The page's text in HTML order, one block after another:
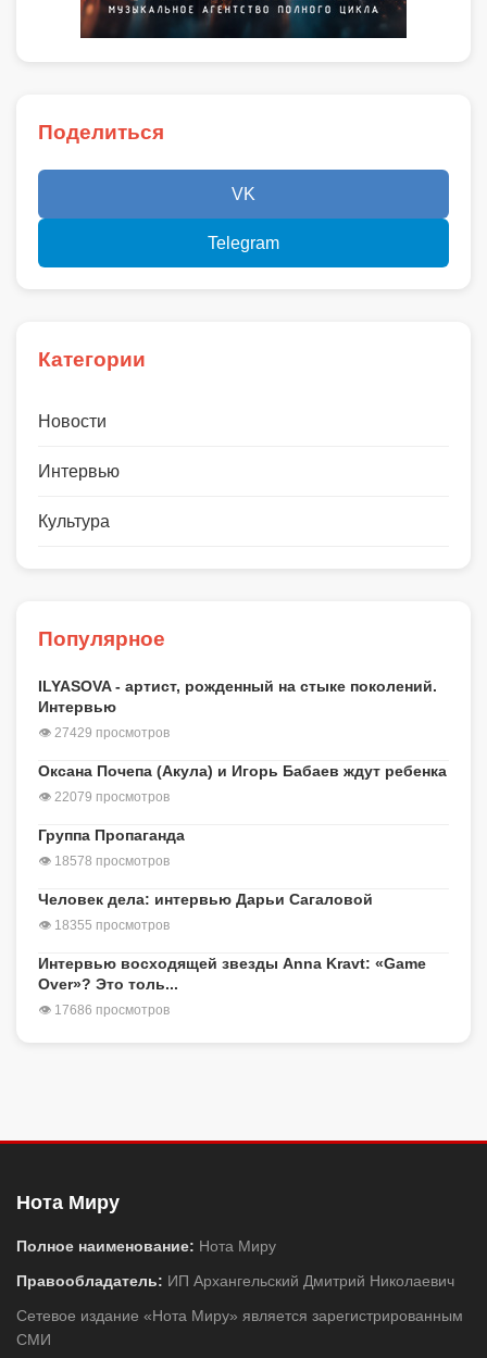
Поделиться
VK
Telegram
Категории
Новости
Интервью
Культура
Популярное
ILYASOVA - артист, рожденный на стыке поколений.
Интервью
👁 27429 просмотров
Оксана Почепа (Акула) и Игорь Бабаев ждут ребенка
👁 22079 просмотров
Группа Пропаганда
👁 18578 просмотров
Человек дела: интервью Дарьи Сагаловой
👁 18355 просмотров
Интервью восходящей звезды Anna Kravt: «Game
Over»? Это толь...
👁 17686 просмотров
Нота Миру
Полное наименование: Нота Миру
Правообладатель: ИП Архангельский Дмитрий Николаевич
Сетевое издание «Нота Миру» является зарегистрированным
СМИ